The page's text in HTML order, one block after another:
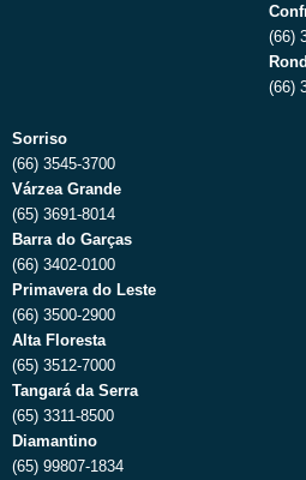
(66)
(66)
Sorriso
(66) 3545-3700
Várzea Grande
(65) 3691-8014
Barra do Garças
(66) 3402-0100
Primavera do Leste
(66) 3500-2900
Alta Floresta
(65) 3512-7000
Tangará da Serra
(65) 3311-8500
Diamantino
(65) 99807-1834